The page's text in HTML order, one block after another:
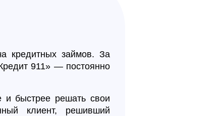
кредитных займов. За
911» — постоянно
и быстрее решать свои
клиент, решивший